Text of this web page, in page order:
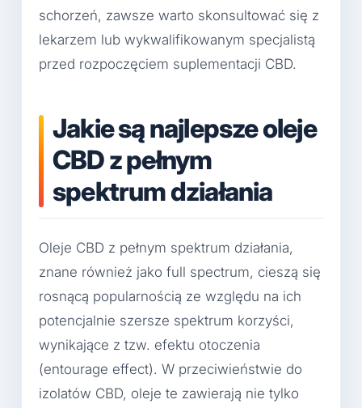
schorzeń, zawsze warto skonsultować się z
lekarzem lub wykwalifikowanym specjalistą
przed rozpoczęciem suplementacji CBD.
Jakie są najlepsze oleje
CBD z pełnym
spektrum działania
Oleje CBD z pełnym spektrum działania,
znane również jako full spectrum, cieszą się
rosnącą popularnością ze względu na ich
potencjalnie szersze spektrum korzyści,
wynikające z tzw. efektu otoczenia
(entourage effect). W przeciwieństwie do
izolatów CBD, oleje te zawierają nie tylko